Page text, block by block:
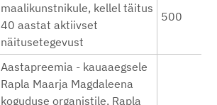
maalikunstnikule, kellel täitus
40 aastat aktiivset
näitusetegevust
500
Aastapreemia - kauaaegsele
Rapla Maarja Magdaleena
koguduse organistile, Rapla